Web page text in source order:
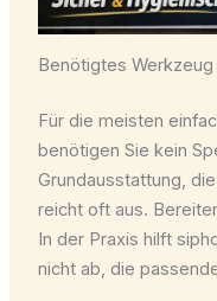
Benötigtes
Für die meisten
benötigen Sie kein
Grundausstattung,
reicht oft aus.
In der Praxis hilft
nicht ab, die